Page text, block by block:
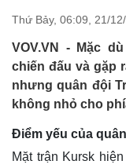
Chính trị
Đảng
Tổ chức nhân sự
Quốc hội
Nhận diện sự thật
Thứ Bảy, 06:09, 21/
VOV.VN - Mặc
chiến đấu và gặp
nhưng quân đội
không nhỏ cho
Điểm yếu của
Mặt trận Kursk